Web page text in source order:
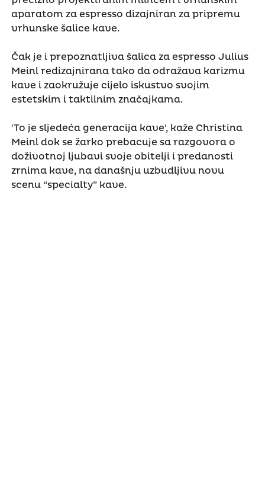
aparatom za espresso dizajniran za pripremu
vrhunske šalice kave.
Čak je i prepoznatljiva šalica za espresso Julius
Meinl redizajnirana tako da odražava karizmu
kave i zaokružuje cijelo iskustvo svojim
estetskim i taktilnim značajkama.
'To je sljedeća generacija kave', kaže Christina
Meinl dok se žarko prebacuje sa razgovora o
doživotnoj ljubavi svoje obitelji i predanosti
zrnima kave, na današnju uzbudljivu novu
scenu “specialty” kave.